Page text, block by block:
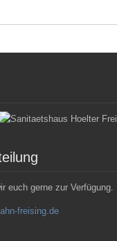
euch gerne zur Verfügung.
freising.de